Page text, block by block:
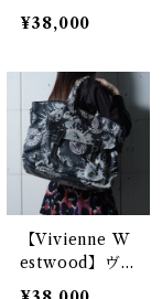
ィヴィアンウエ
ストウッド オ
ースクエアショ
ルダーバッグ p
ink
¥38,000
【Vivienne W
estwood】ヴ
ィヴィアンウエ